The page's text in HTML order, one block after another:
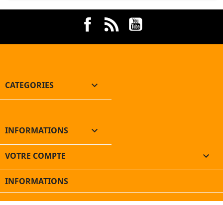
Facebook
Rss
CATEGORIES 
INFORMATIONS 
VOTRE COMPTE 
INFORMATIONS